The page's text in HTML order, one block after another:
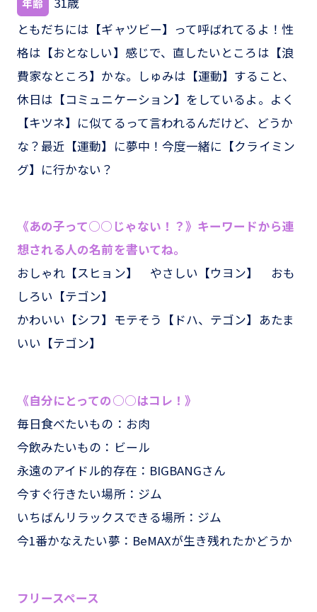
年齢
ともだちには【ギャツビー】って呼ばれてるよ！性
格は【おとなしい】感じで、直したいところは【浪
費家なところ】かな。しゅみは【運動】すること、
休日は【コミュニケーション】をしているよ。よく
【キツネ】に似てるって言われるんだけど、どうか
な？最近【運動】に夢中！今度一緒に【クライミン
グ】に行かない？
《あの子って○○じゃない！？》キーワードから連
想される人の名前を書いてね。
おしゃれ【スヒョン】 やさしい【ウヨン】 おも
しろい【テゴン】
かわいい【シフ】モテそう【ドハ、テゴン】あたま
いい【テゴン】
《自分にとっての○○はコレ！》
毎日食べたいもの：お肉
今飲みたいもの：ビール
永遠のアイドル的存在：BIGBANGさん
今すぐ行きたい場所：ジム
いちばんリラックスできる場所：ジム
今1番かなえたい夢：BeMAXが生き残れたかどうか
フリースペース